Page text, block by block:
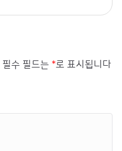
필수 필드는 *로 표시됩니다